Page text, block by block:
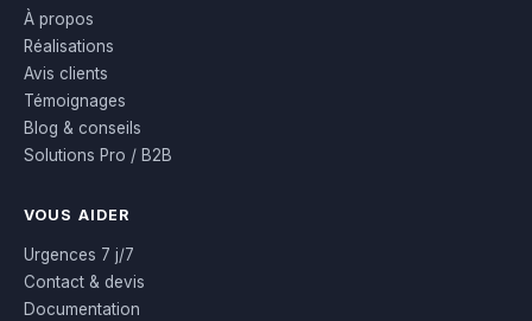
À propos
Réalisations
Avis clients
Témoignages
Blog & conseils
Solutions Pro / B2B
VOUS AIDER
Urgences 7 j/7
Contact & devis
Documentation